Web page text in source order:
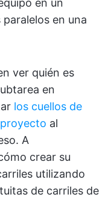
en un
en una
ver quién es
en
los cuellos de
al
A
crear su
utilizando
de carriles de